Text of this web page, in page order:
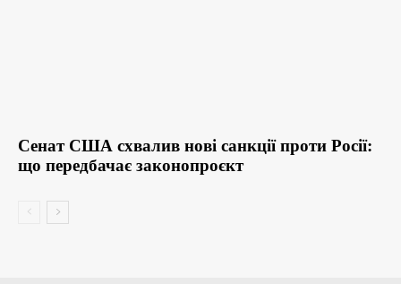
Сенат США схвалив нові санкції проти Росії:
що передбачає законопроєкт